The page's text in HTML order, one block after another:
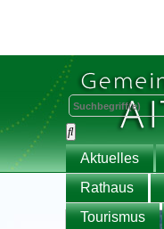
Aktuelles
Rathaus
Tourismus